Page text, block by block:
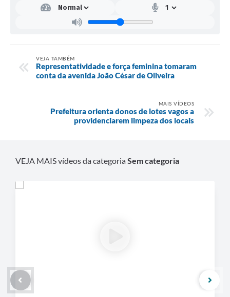
VEJA TAMBÉM
Representatividade e força feminina tomaram
conta da avenida João César de Oliveira
MAIS VÍDEOS
Prefeitura orienta donos de lotes vagos a
providenciarem limpeza dos locais
VEJA MAIS vídeos da categoriaSem categoria